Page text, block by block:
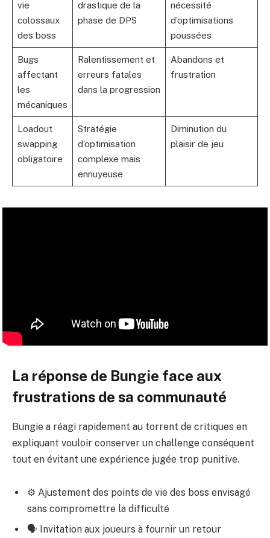
vie
colossaux
des boss
drastique de la
phase de DPS
nécessité
d’optimisations
poussées
Bugs
affectant
les
mécaniques
Ralentissement et
erreurs fatales
dans la progression
Abandons et
frustration
Loadout
swapping
obligatoire
Stratégie
d’optimisation
complexe mais
ennuyeuse
Diminution du
plaisir de jeu
La réponse de Bungie face aux
frustrations de sa communauté
Bungie a réagi rapidement au torrent de critiques en
expliquant vouloir conserver un challenge conséquent
tout en évitant une expérience jugée trop punitive.
⚙️ Ajustement des points de vie des boss envisagé
sans compromettre la difficulté
🗣️ Invitation aux joueurs à fournir un retour